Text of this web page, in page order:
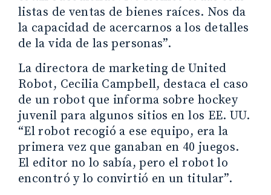
listas de ventas de bienes raíces. Nos da
la capacidad de acercarnos a los detalles
de la vida de las personas”.
La directora de marketing de United
Robot, Cecilia Campbell, destaca el caso
de un robot que informa sobre hockey
juvenil para algunos sitios en los EE. UU.
“El robot recogió a ese equipo, era la
primera vez que ganaban en 40 juegos.
El editor no lo sabía, pero el robot lo
encontró y lo convirtió en un titular”.